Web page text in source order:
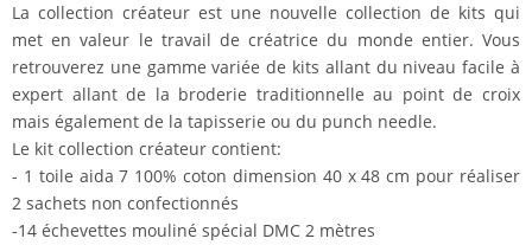
La collection créateur est une nouvelle collection de kits qui
met en valeur le travail de créatrice du monde entier. Vous
retrouverez une gamme variée de kits allant du niveau facile à
expert allant de la broderie traditionnelle au point de croix
mais également de la tapisserie ou du punch needle.
Le kit collection créateur contient:
- 1 toile aida 7 100% coton dimension 40 x 48 cm pour réaliser
2 sachets non confectionnés
-14 échevettes mouliné spécial DMC 2 mètres